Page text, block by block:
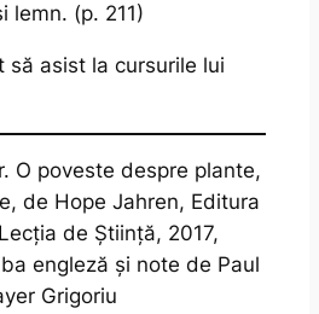
lemn. (p. 211)
să asist la cursurile lui
O poveste despre plante,
de Hope Jahren, Editura
de Știință, 2017,
engleză și note de Paul
Grigoriu